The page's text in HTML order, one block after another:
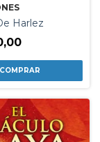
Harlez